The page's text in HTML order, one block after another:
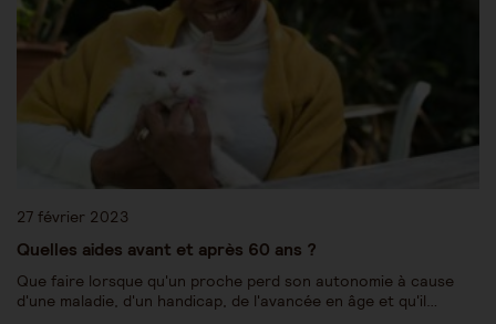
27 février 2023
Quelles aides avant et après 60 ans ?
Que faire lorsque qu'un proche perd son autonomie à cause
d'une maladie, d'un handicap, de l'avancée en âge et qu'il…